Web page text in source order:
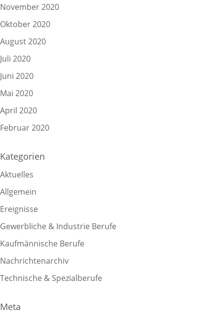
November 2020
Oktober 2020
August 2020
Juli 2020
Juni 2020
Mai 2020
April 2020
Februar 2020
Kategorien
Aktuelles
Allgemein
Ereignisse
Gewerbliche & Industrie Berufe
Kaufmännische Berufe
Nachrichtenarchiv
Technische & Spezialberufe
Meta